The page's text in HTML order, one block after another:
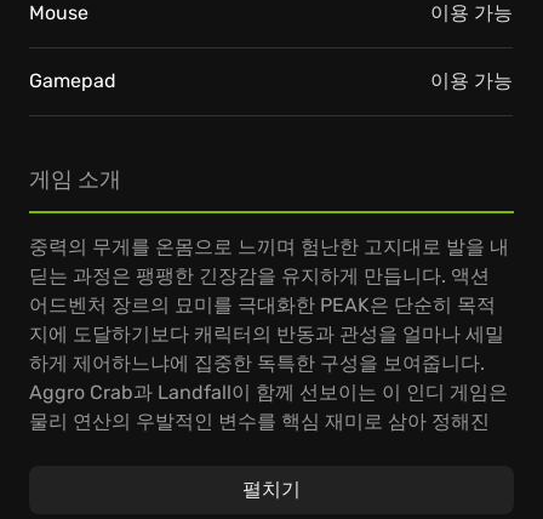
게임 소개
중력의 무게를 온몸으로 느끼며 험난한 고지대로 발을 내
딛는 과정은 팽팽한 긴장감을 유지하게 만듭니다. 액션
어드벤처 장르의 묘미를 극대화한 PEAK은 단순히 목적
지에 도달하기보다 캐릭터의 반동과 관성을 얼마나 세밀
하게 제어하느냐에 집중한 독특한 구성을 보여줍니다.
Aggro Crab과 Landfall이 함께 선보이는 이 인디 게임은
물리 연산의 우발적인 변수를 핵심 재미로 삼아 정해진
펼치기
Mouse 이용 가능
Gamepad 이용 가능